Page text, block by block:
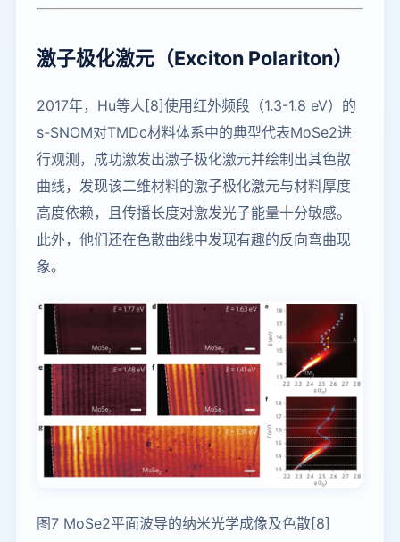
激子极化激元（Exciton Polariton）
2017年，Hu等人[8]使用红外频段（1.3-1.8 eV）的
s-SNOM对TMDc材料体系中的典型代表MoSe2进
行观测，成功激发出激子极化激元并绘制出其色散
曲线，发现该二维材料的激子极化激元与材料厚度
高度依赖，且传播长度对激发光子能量十分敏感。
此外，他们还在色散曲线中发现有趣的反向弯曲现
象。
图7 MoSe2平面波导的纳米光学成像及色散[8]